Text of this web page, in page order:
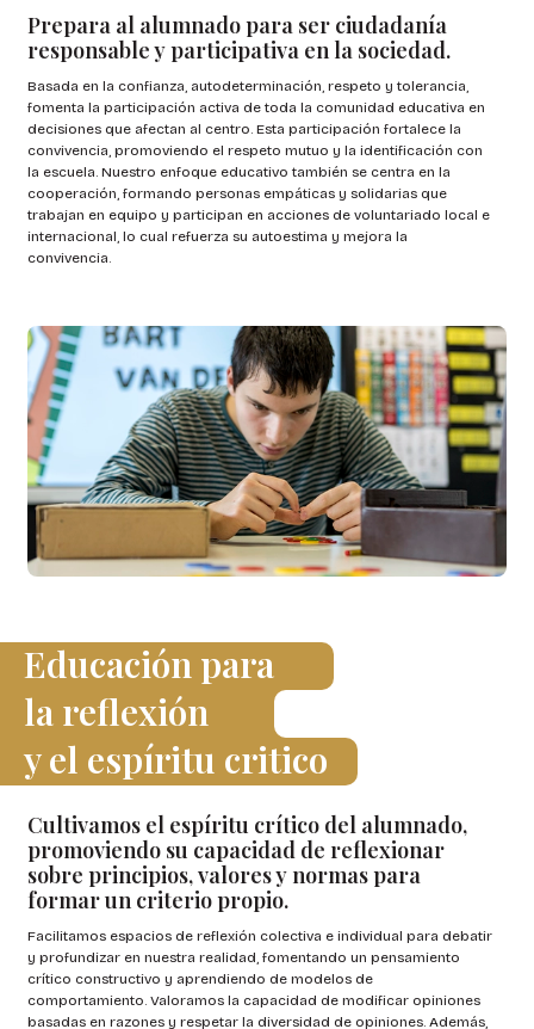
Prepara al alumnado para ser ciudadanía
responsable y participativa en la sociedad.
Basada en la confianza, autodeterminación, respeto y tolerancia,
fomenta la participación activa de toda la comunidad educativa en
decisiones que afectan al centro. Esta participación fortalece la
convivencia, promoviendo el respeto mutuo y la identificación con
la escuela. Nuestro enfoque educativo también se centra en la
cooperación, formando personas empáticas y solidarias que
trabajan en equipo y participan en acciones de voluntariado local e
internacional, lo cual refuerza su autoestima y mejora la
convivencia.
Educación para
la reflexión
y el espíritu critico
Cultivamos el espíritu crítico del alumnado,
promoviendo su capacidad de reflexionar
sobre principios, valores y normas para
formar un criterio propio.
Facilitamos espacios de reflexión colectiva e individual para debatir
y profundizar en nuestra realidad, fomentando un pensamiento
crítico constructivo y aprendiendo de modelos de
comportamiento. Valoramos la capacidad de modificar opiniones
basadas en razones y respetar la diversidad de opiniones. Además,